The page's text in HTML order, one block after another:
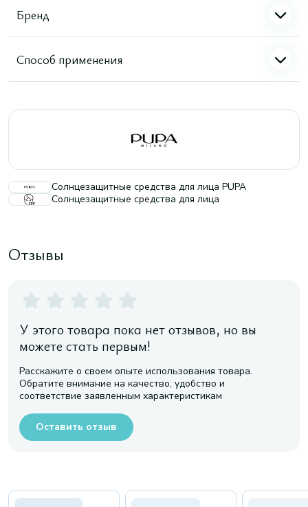
Бренд
Способ применения
Солнцезащитные средства для лица PUPA
Солнцезащитные средства для лица
Отзывы
У этого товара пока нет отзывов, но вы
можете стать первым!
Расскажите о своем опыте использования товара.
Обратите внимание на качество, удобство и
соответствие заявленным характеристикам
Оставить отзыв